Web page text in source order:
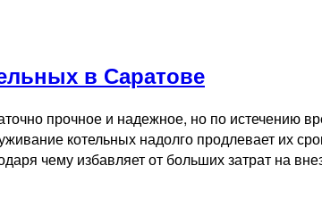
в Саратове
прочное и надежное, но по истечению
котельных надолго продлевает их
чему избавляет от больших затрат на